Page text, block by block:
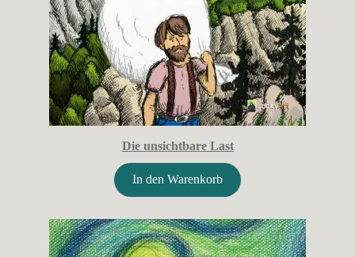
Die unsichtbare Last
In den Warenkorb